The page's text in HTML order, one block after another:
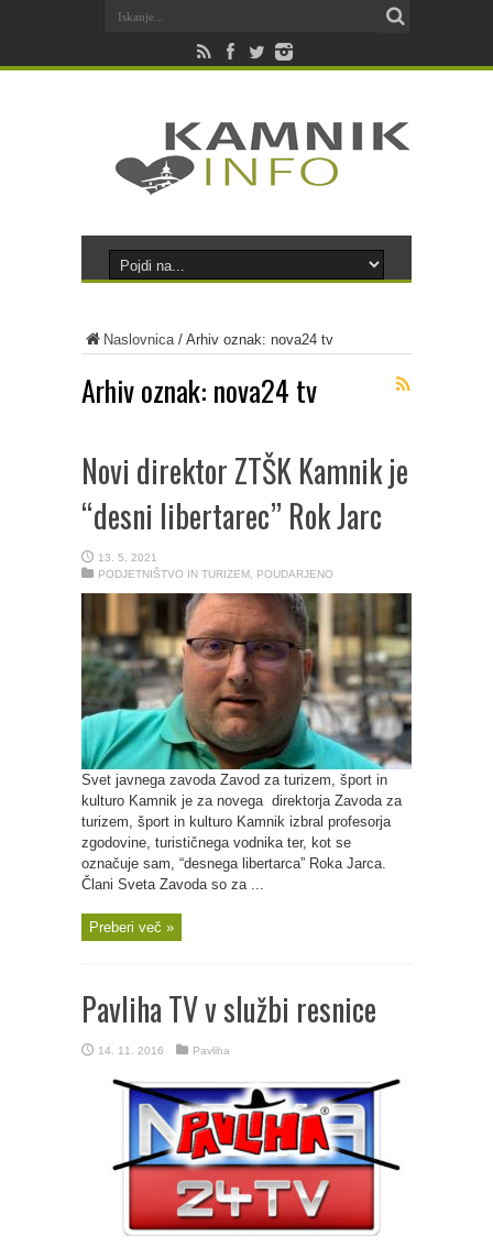
Naslovnica/ Arhiv oznak: nova24 tv
Arhiv oznak: nova24 tv
Novi direktor ZTŠK Kamnik je
“desni libertarec” Rok Jarc
13. 5. 2021
PODJETNIŠTVO IN TURIZEM
POUDARJENO
Svet javnega zavoda Zavod za turizem, šport in
kulturo Kamnik je za novega direktorja Zavoda za
turizem, šport in kulturo Kamnik izbral profesorja
zgodovine, turističnega vodnika ter, kot se
označuje sam, “desnega libertarca” Roka Jarca.
Člani Sveta Zavoda so za ...
Preberi več »
Pavliha TV v službi resnice
14. 11. 2016 Pavliha